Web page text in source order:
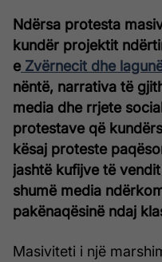
Ndërsa protesta
kundër projektit
e Zvërnecit dhe
nëntë, narrativa të
media dhe rrjete
protestave që
kësaj proteste
jashtë kufijve të
shumë media
pakënaqësinë ndaj
Masiviteti i një